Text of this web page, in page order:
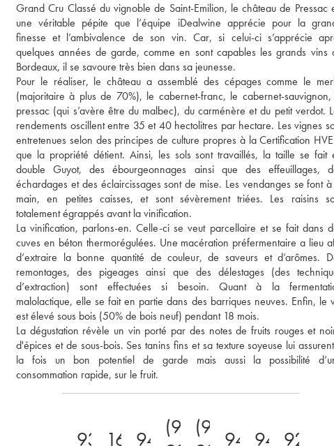
Grand Cru Classé du vignoble de Saint-Emilion, le château de Pressac
une véritable pépite que l’équipe iDealwine apprécie pour la
finesse et l’ambivalence de son vin. Car, si celui-ci s’apprécie
quelques années de garde, comme en sont capables les grands vins
Bordeaux, il se savoure très bien dans sa jeunesse.
Pour le réaliser, le château a assemblé des cépages comme le
(majoritaire à plus de 70%), le cabernet-franc, le cabernet-
pressac (qui s’avère être du malbec), du carménère et du petit verdot.
rendements oscillent entre 35 et 40 hectolitres par hectare. Les vignes
entretenues selon des principes de culture propres à la Certification
que la propriété détient. Ainsi, les sols sont travaillés, la taille se fait
double Guyot, des ébourgeonnages ainsi que des effeuillages,
échardages et des éclaircissages sont de mise. Les vendanges se font
main, en petites caisses, et sont sévèrement triées. Les raisins
totalement égrappés avant la vinification.
La vinification, parlons-en. Celle-ci se veut parcellaire et se fait dans
cuves en béton thermorégulées. Une macération préfermentaire a lieu
d’extraire la bonne quantité de couleur, de saveurs et d’arômes.
remontages, des pigeages ainsi que des délestages (des
d’extraction) sont effectuées si besoin. Quant à la
malolactique, elle se fait en partie dans des barriques neuves. Enfin, le
est élevé sous bois (50% de bois neuf) pendant 18 mois.
La dégustation révèle un vin porté par des notes de fruits rouges et
d'épices et de sous-bois. Ses tanins fins et sa texture soyeuse lui
la fois un bon potentiel de garde mais aussi la possibilité
consommation rapide, sur le fruit.
93 16.594
(92-(92-94 94 92